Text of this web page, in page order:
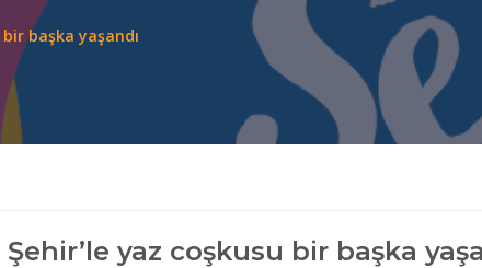
başka yaşandı
yaz coşkusu bir başka